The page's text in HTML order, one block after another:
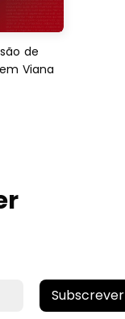
de
Viana
Subscrever